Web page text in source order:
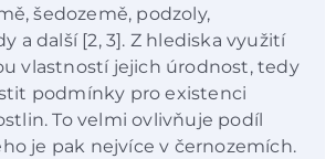
šedozemě, podzoly,
a další [2, 3]. Z hlediska využití
vlastností jejich úrodnost, tedy
podmínky pro existenci
To velmi ovlivňuje podíl
je pak nejvíce v černozemích.